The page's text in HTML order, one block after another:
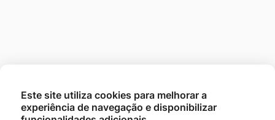
Este site utiliza cookies para melhorar a
experiência de navegação e disponibilizar